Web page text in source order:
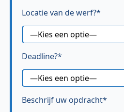
Locatie van de werf?*
Deadline?*
Beschrijf uw opdracht*